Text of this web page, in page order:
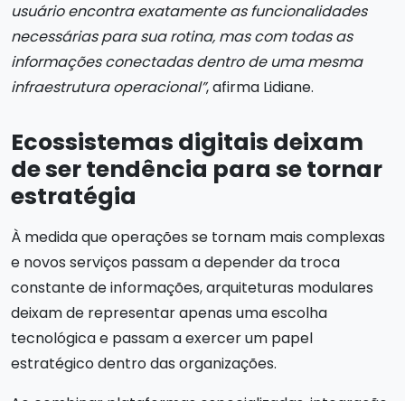
usuário encontra exatamente as funcionalidades
necessárias para sua rotina, mas com todas as
informações conectadas dentro de uma mesma
infraestrutura operacional”, afirma Lidiane.
Ecossistemas digitais deixam
de ser tendência para se tornar
estratégia
À medida que operações se tornam mais complexas
e novos serviços passam a depender da troca
constante de informações, arquiteturas modulares
deixam de representar apenas uma escolha
tecnológica e passam a exercer um papel
estratégico dentro das organizações.